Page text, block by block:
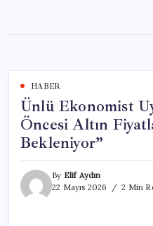
content
HABER
Ünlü Ekonomist
Öncesi Altın
Bekleniyor”
By Elif Aydın
22 Mayıs 2026
2 Min